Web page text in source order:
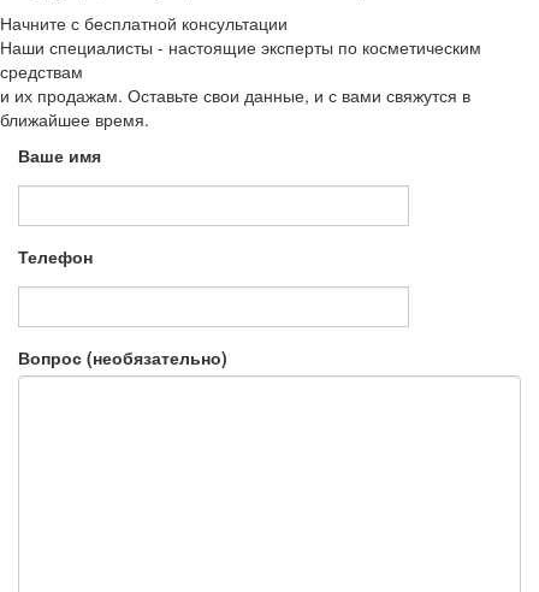
Начните с бесплатной консультации
Наши специалисты - настоящие эксперты по косметическим
средствам
и их продажам. Оставьте свои данные, и с вами свяжутся в
ближайшее время.
Ваше имя
Телефон
Вопрос (необязательно)